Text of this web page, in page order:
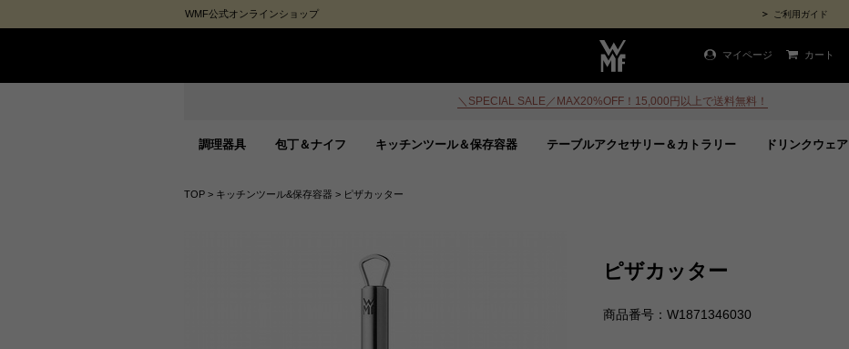
WMF公式オンラインショップ ご利用ガイド
マイページ カート
＼SPECIAL SALE／MAX20%OFF！15,000円以上で送料無料！
調理器具 包丁＆ナイフ キッチンツール＆保存容器 テーブルアクセサリー＆カトラリー ドリンクウェア
TOP > キッチンツール&保存容器 > ピザカッター
ピザカッター
商品番号：W1871346030